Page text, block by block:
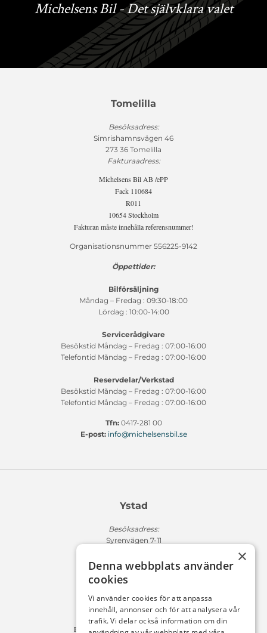
Michelsens Bil - Det självklara valet
Tomelilla
Besöksadress:
Simrishamnsvägen 46
273 36 Tomelilla
Fakturaadress:
Michelsens Bil AB /ePP
Fack 110684
R011
10654 Stockholm
Fakturan måste innehålla referensnummer!
Organisationsnummer 556225-9142
Öppettider:
Bilförsäljning
Måndag – Fredag : 09:30-18:00
Lördag : 10:00-14:00
Servicerådgivare
Besökstid Måndag – Fredag : 07:00-16:00
Telefontid Måndag – Fredag : 07:00-16:00
Reservdelar/Verkstad
Besökstid Måndag – Fredag : 07:00-16:00
Telefontid Måndag – Fredag : 07:00-16:00
Tfn:0417-281 00
E-post: info@michelsensbil.se
Ystad
Besöksadress:
Syrenvägen 7-11
Fakturaadress:
Michelsens Bil AB /ePP
10654 Stockholm
Fakturan måste innehålla referensnummer!
×
Denna webbplats använder
cookies
Vi använder cookies för att anpassa
innehåll, annonser och för att analysera vår
trafik. Vi delar också information om din